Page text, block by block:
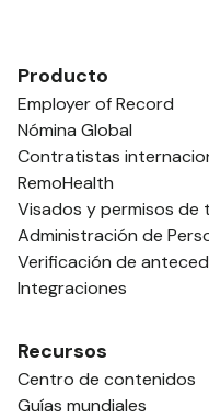
Producto
Employer of Record
Nómina Global
Contratistas
RemoHealth
Visados y permisos de
Administración de
Verificación de
Integraciones
Recursos
Centro de contenidos
Guías mundiales